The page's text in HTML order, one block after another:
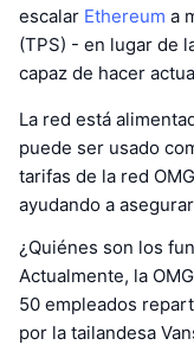
escalar Ethereum a
(TPS) - en lugar de
capaz de hacer
La red está
puede ser usado
tarifas de la red
ayudando a
¿Quiénes son los
Actualmente, la
50 empleados
por la tailandesa